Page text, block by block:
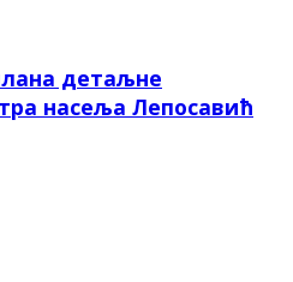
детаљне
насеља Лепосавић